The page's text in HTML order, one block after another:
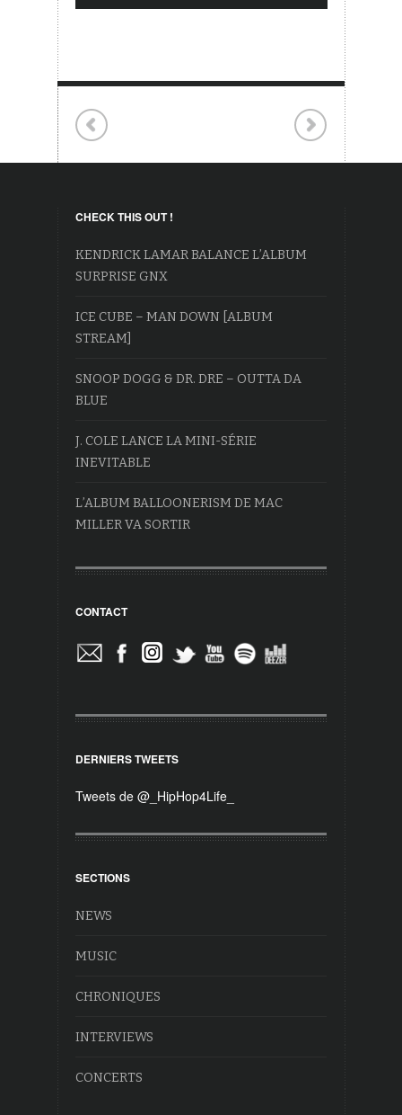
CHECK THIS OUT !
KENDRICK LAMAR BALANCE L’ALBUM
SURPRISE GNX
ICE CUBE – MAN DOWN [ALBUM
STREAM]
SNOOP DOGG & DR. DRE – OUTTA DA
BLUE
J. COLE LANCE LA MINI-SÉRIE
INEVITABLE
L’ALBUM BALLOONERISM DE MAC
MILLER VA SORTIR
CONTACT
DERNIERS TWEETS
Tweets de @_HipHop4Life_
SECTIONS
NEWS
MUSIC
CHRONIQUES
INTERVIEWS
CONCERTS